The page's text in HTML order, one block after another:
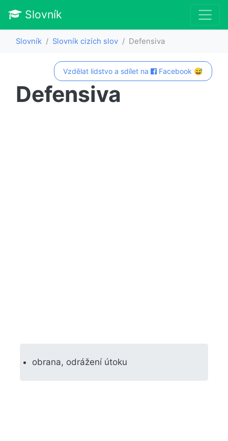
Slovník
Slovník Slovník cizích slov Defensiva
Vzdělat lidstvo a sdílet na Facebook 😅
Defensiva
obrana, odrážení útoku